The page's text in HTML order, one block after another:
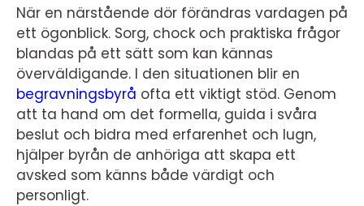
När en närstående dör förändras vardagen på
ett ögonblick. Sorg, chock och praktiska frågor
blandas på ett sätt som kan kännas
överväldigande. I den situationen blir en
begravningsbyrå ofta ett viktigt stöd. Genom
att ta hand om det formella, guida i svåra
beslut och bidra med erfarenhet och lugn,
hjälper byrån de anhöriga att skapa ett
avsked som känns både värdigt och
personligt.